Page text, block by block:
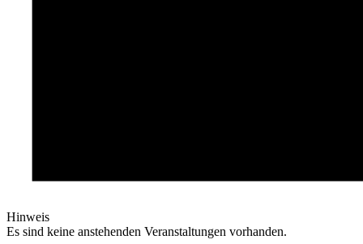
Hinweis
Es sind keine anstehenden Veranstaltungen vorhanden.